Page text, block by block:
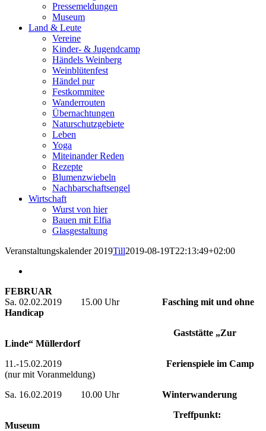
Pressemeldungen
Museum
Land & Leute
Vereine
Kinder- & Jugendcamp
Händels Weinberg
Weinblütenfest
Händel pur
Festkommitee
Wanderrouten
Übernachtungen
Naturschutzgebiete
Leben
Yoga
Miteinander Reden
Rezepte
Blumenzwiebeln
Nachbarschaftsengel
Wirtschaft
Wurst von hier
Bauen mit Elfia
Glasgestaltung
Veranstaltungskalender 2019Till2019-08-19T22:13:49+02:00
FEBRUAR
Sa. 02.02.2019 15.00 Uhr Fasching mit und ohne
Handicap
Gaststätte „Zur
Linde“ Müllerdorf
11.-15.02.2019
Ferienspiele im Camp
(nur mit Voranmeldung)
Sa. 16.02.2019 10.00 UhrWinterwanderung
Treffpunkt:
Museum